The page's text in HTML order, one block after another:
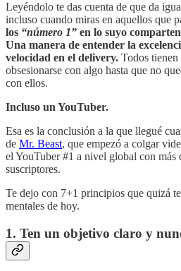
Leyéndolo te das cuenta de que da
incluso cuando miras en aquellos que
los “número 1” en lo suyo
Una manera de entender la
velocidad en el delivery. Todos
obsesionarse con algo hasta que no
con ellos.
Incluso un YouTuber.
Esa es la conclusión a la que llegué
de Mr. Beast, que empezó a colgar
el YouTuber #1 a nivel global con más
suscriptores.
Te dejo con 7+1 principios que quizá
mentales de hoy.
1. Ten un objetivo claro y